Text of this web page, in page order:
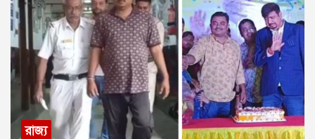
মতো শনিবারও স্কুলে যাওয়ার জন্য বাড়ি থেকে বেরিয়েছিলেন
তিনি। মাদারিপুর এলাকায় পৌঁছতেই তাঁকে লক্ষ্য করে গুলি
চালানো হয় বলে অভিযোগ।গুলির আঘাতে রাস্তায় লুটিয়ে
পড়েন নজরুল ইসলাম। ঘটনাটি দেখতে পেয়ে স্থানীয়
বাসিন্দারা দ্রুত তাঁকে উদ্ধার করে ইসলামপুর মহকুমা
হাসপাতালে নিয়ে যান। হাসপাতাল সূত্রে জানা গিয়েছে, তাঁর
শারীরিক অবস্থা আশঙ্কাজনক। প্রাথমিক চিকিৎসার পর তাঁকে
রাজ্য